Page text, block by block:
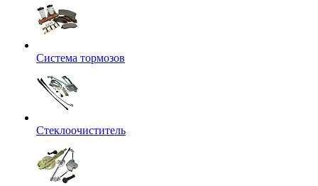
Система тормозов
Стеклоочиститель